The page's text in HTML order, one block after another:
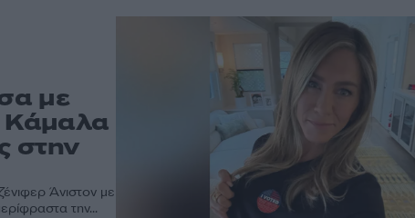
με
Κάμαλα
στην
Άνιστον με
την...